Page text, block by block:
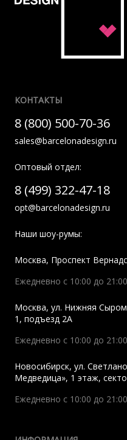
КОНТАКТЫ
8 (800) 500-70-36
sales@barcelonadesign.ru
Оптовый отдел:
8 (499) 322-47-18
opt@barcelonadesign.ru
Наши шоу-румы:
Москва, Проспект
Ежедневно с 10:00 до 21:00
Москва, ул. Нижняя
1, подъезд 2A
Ежедневно с 10:00 до 21:00
Новосибирск, ул.
Медведица», 1 этаж,
Ежедневно с 10:00 до 21:00